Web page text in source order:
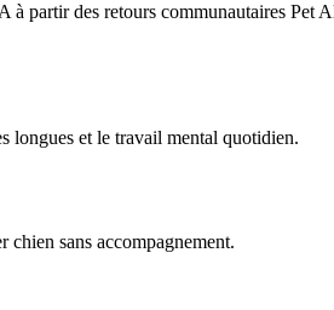
partir des retours communautaires Pet
longues et le travail mental quotidien.
chien sans accompagnement.